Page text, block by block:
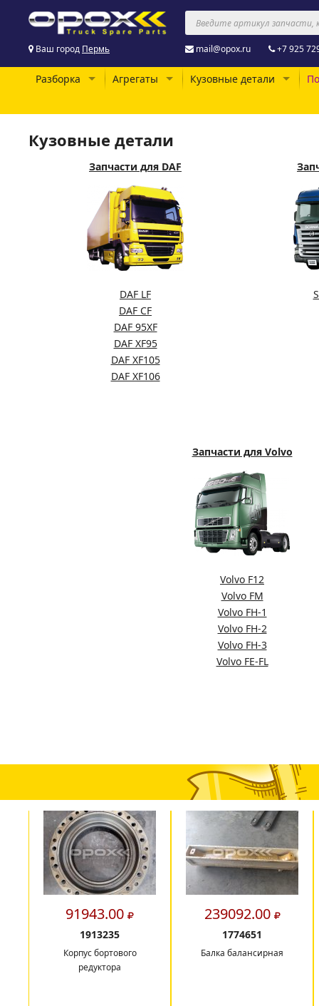
Ваш город Пермь mail@opox.ru +7 925
Разборка Агрегаты Кузовные детали
Кузовные детали
Запчасти для DAF
DAF LF
DAF CF
DAF 95XF
DAF XF95
DAF XF105
DAF XF106
Запчасти для Volvo
Volvo F12
Volvo FM
Volvo FH-1
Volvo FH-2
Volvo FH-3
Volvo FE-FL
91943.00
1913235
Корпус бортового
редуктора
239092.00
1774651
Балка балансирная